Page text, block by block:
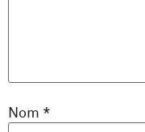
Nom *